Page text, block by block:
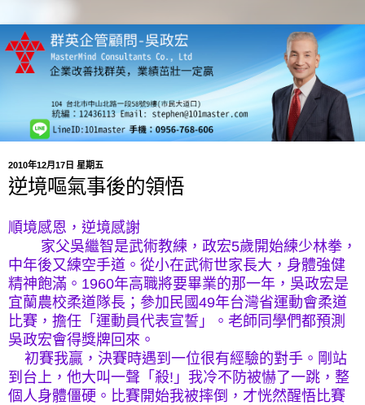
2010年12月17日 星期五
逆境嘔氣事後的領悟
順境感恩，逆境感謝
家父吳繼智是武術教練，政宏5歲開始練少林拳，
中年後又練空手道。從小在武術世家長大，身體強健
精神飽滿。 1960年高職將要畢業的那一年，吳政宏是
宜蘭農校柔道隊長；參加民國49年台灣省運動會柔道
比賽，擔任「運動員代表宣誓」。老師同學們都預測
吳政宏會得獎牌回來。
初賽我贏，決賽時遇到一位很有經驗的對手。剛站
到台上，他大叫一聲「殺! 」我冷不防被懗了一跳，整
個人身體僵硬。比賽開始我被摔倒，才恍然醒悟比賽